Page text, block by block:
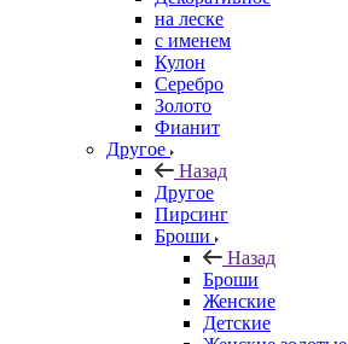
на леске
с именем
Кулон
Серебро
Золото
Фианит
Другое
Назад
Другое
Пирсинг
Броши
Назад
Броши
Женские
Детские